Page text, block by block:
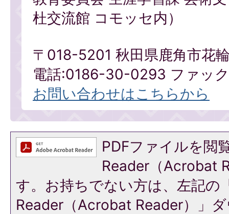
杜交流館 コモッセ内）
〒018-5201 秋田県鹿角市花
電話:0186-30-0293 ファッ
お問い合わせはこちらから
PDFファイルを閲
Reader（Acrobat
す。お持ちでない方は、左記の
Reader（Acrobat Reader）」